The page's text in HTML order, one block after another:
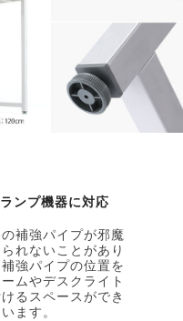
ンプ機器に対応
補強パイプが邪魔
れないことがあり
強パイプの位置を
ムやデスクライト
るスペースができ
ます。